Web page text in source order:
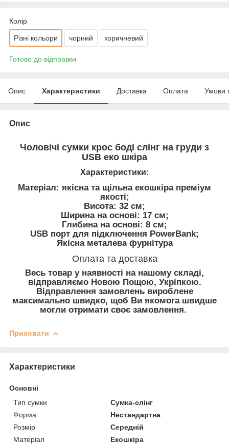
Колір
Різні кольори чорний коричневий
Готово до відправки
Опис Характеристики Доставка Оплата Умови
Опис
Чоловічі сумки крос боді слінг на груди з
USB еко шкіра
Характеристики:
Матеріал: якісна та щільна екошкіра преміум
якості;
Висота: 32 см;
Ширина на основі: 17 см;
Глибина на основі: 8 см;
USB порт для підключення PowerBank;
Якісна металева фурнітура
Оплата та доставка
Весь товар у наявності на нашому складі,
відправляємо Новою Пощою, Укріпкою.
Відправлення замовлень вироблене
максимально швидко, щоб Ви якомога швидше
могли отримати своє замовлення.
Приховати
Характеристики
Основні
Тип сумки
Сумка-слінг
Форма
Нестандартна
Розмір
Середній
Матеріал
Екошкіра